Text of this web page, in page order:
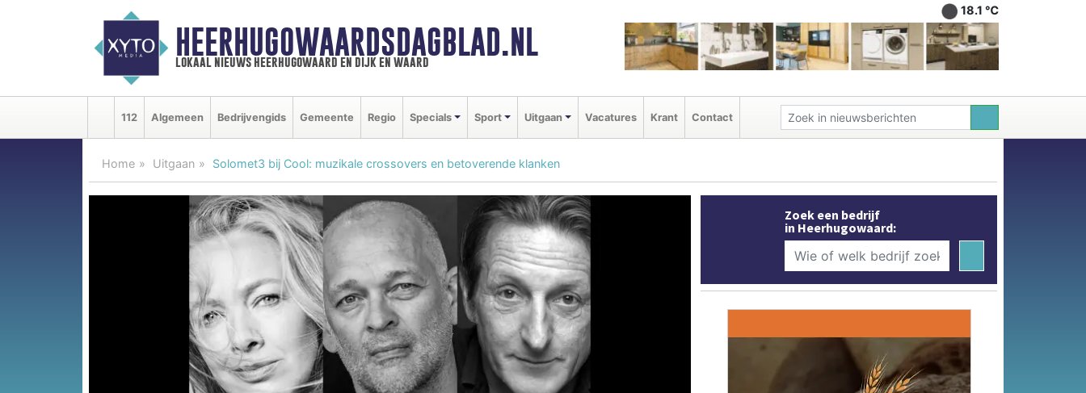
HEERHUGOWAARDSDAGBLAD.NL
lokaal nieuws heerhugowaard en dijk en waard
18.1 ℃
112 Algemeen Bedrijvengids Gemeente Regio Specials Sport Uitgaan Vacatures Krant Contact
Home Uitgaan Solomet3 bij Cool: muzikale crossovers en betoverende klanken
Zoek een bedrijf
in Heerhugowaard: